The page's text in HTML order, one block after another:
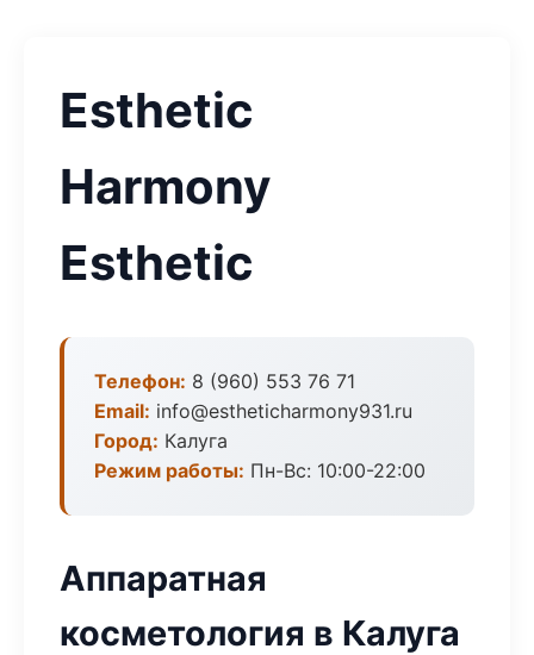
Esthetic
Harmony
Esthetic
Телефон: 8 (960) 553 76 71
Email: info@estheticharmony931.ru
Город: Калуга
Режим работы: Пн-Вс: 10:00-22:00
Аппаратная
косметология в Калуга